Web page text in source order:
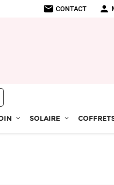
mail CONTACT person
SOLAIRE